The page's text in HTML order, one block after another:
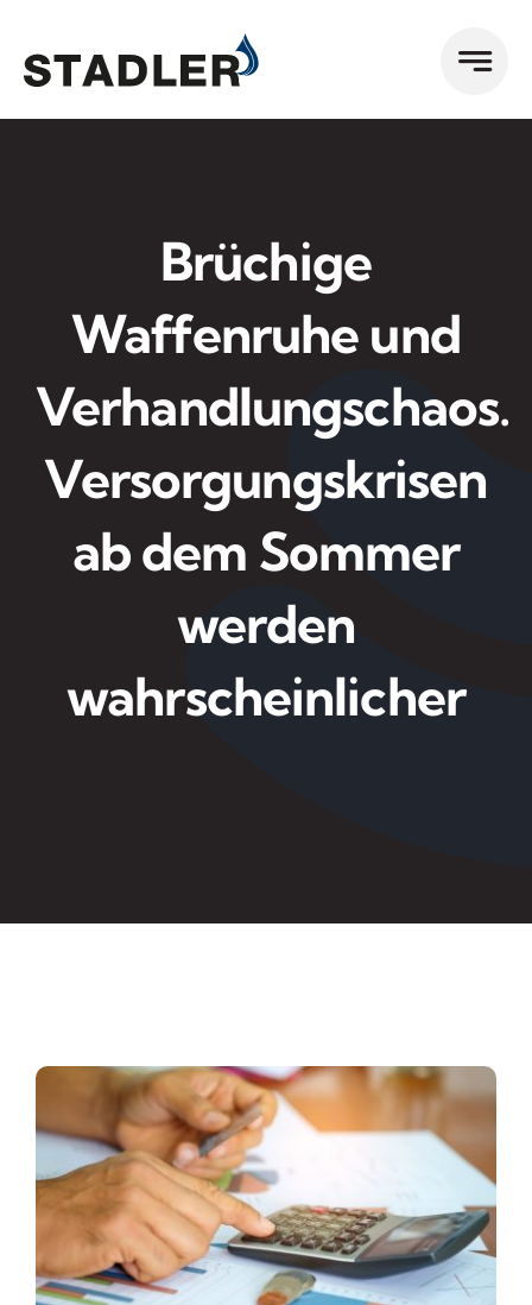
Inhalt
springen
Brüchige
Waffenruhe und
Verhandlungschaos.
Versorgungskrisen
ab dem Sommer
werden
wahrscheinlicher